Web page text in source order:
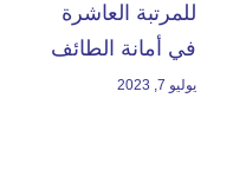
للمرتبة العاشرة
في أمانة الطائف
يوليو 7, 2023